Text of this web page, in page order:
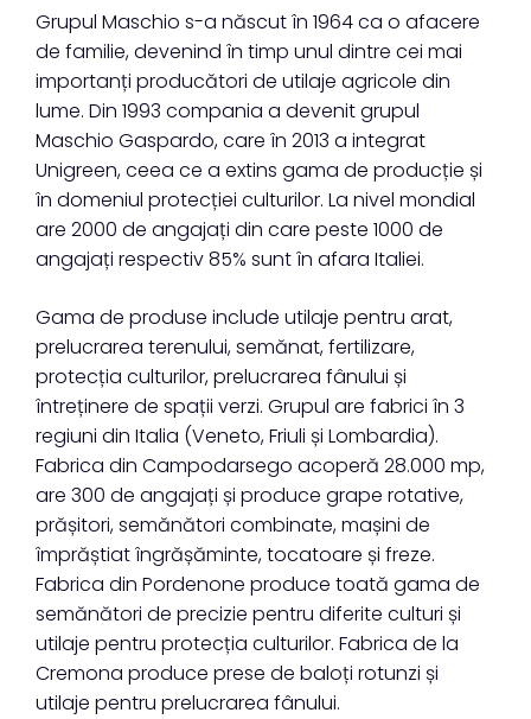
Grupul Maschio s-a născut în 1964 ca o afacere
de familie, devenind în timp unul dintre cei mai
importanți producători de utilaje agricole din
lume. Din 1993 compania a devenit grupul
Maschio Gaspardo, care în 2013 a integrat
Unigreen, ceea ce a extins gama de producție și
în domeniul protecției culturilor. La nivel mondial
are 2000 de angajați din care peste 1000 de
angajați respectiv 85% sunt în afara Italiei.
Gama de produse include utilaje pentru arat,
prelucrarea terenului, semănat, fertilizare,
protecția culturilor, prelucrarea fânului și
întreținere de spații verzi. Grupul are fabrici în 3
regiuni din Italia (Veneto, Friuli și Lombardia).
Fabrica din Campodarsego acoperă 28.000 mp,
are 300 de angajați și produce grape rotative,
prășitori, semănători combinate, mașini de
împrăștiat îngrășăminte, tocatoare și freze.
Fabrica din Pordenone produce toată gama de
semănători de precizie pentru diferite culturi și
utilaje pentru protecția culturilor. Fabrica de la
Cremona produce prese de baloți rotunzi și
utilaje pentru prelucrarea fânului.